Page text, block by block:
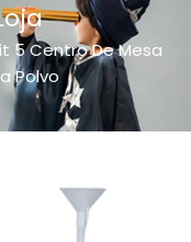
5 Centro De Mesa
Polvo